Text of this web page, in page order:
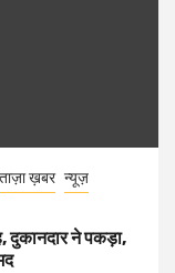
ताज़ा ख़बर न्यूज़
दुकानदार ने पकड़ा,